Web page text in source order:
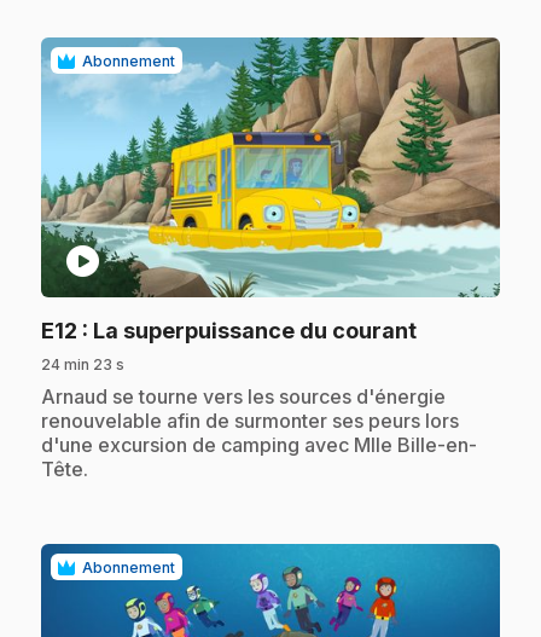
Abonnement
play_circle
E12 : La superpuissance du courant.
24 min 23 s
.Arnaud se tourne vers les sources d'énergie
renouvelable afin de surmonter ses peurs lors
d'une excursion de camping avec Mlle Bille-en-
Tête.
Abonnement